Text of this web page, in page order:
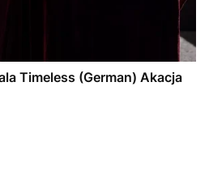
Timeless (German) Akacja